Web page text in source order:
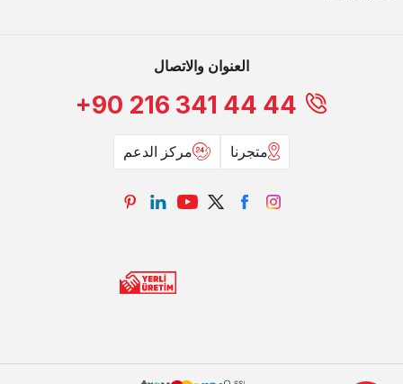
العنوان والاتصال
+90 216 341 44 44
متجرنا مركز الدعم